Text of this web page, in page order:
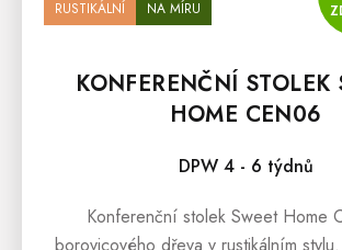
RUSTIKÁLNÍ NA MÍRU
KONFERENČNÍ STOLEK
HOME CEN06
DPW 4 - 6 týdnů
Konferenční stolek Sweet Home
borovicového dřeva v rustikálním